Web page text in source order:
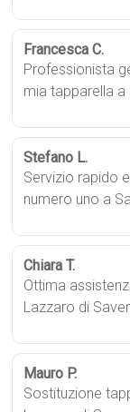
Francesca C.
Professionista
mia tapparella a
Stefano L.
Servizio rapido
numero uno a
Chiara T.
Ottima
Lazzaro di
Mauro P.
Sostituzione